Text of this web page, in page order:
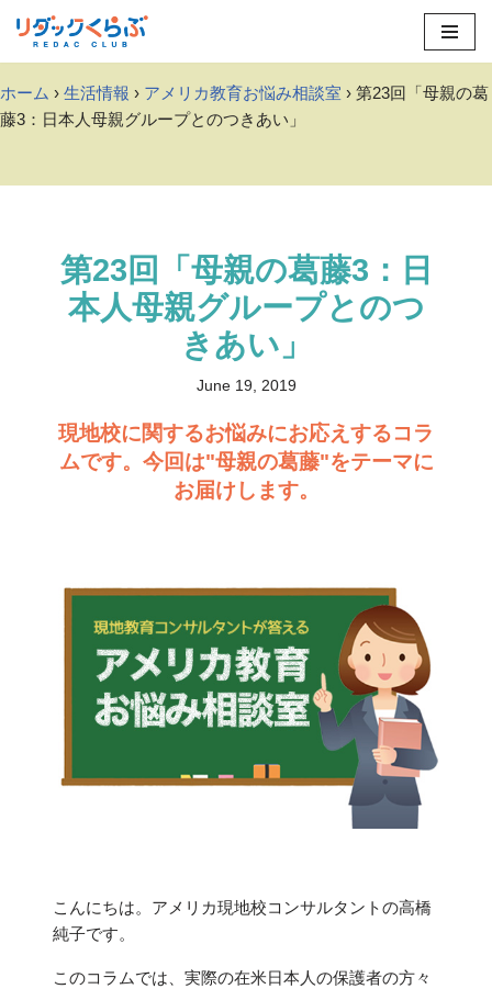
Skip
content
ホーム › 生活情報 › アメリカ教育お悩み相談室 › 第23回「母親の葛
藤3：日本人母親グループとのつきあい」
第23回「母親の葛藤3：日
本人母親グループとのつ
きあい」
June 19, 2019
現地校に関するお悩みにお応えするコラ
ムです。今回は"母親の葛藤"をテーマに
お届けします。
こんにちは。アメリカ現地校コンサルタントの高橋
純子です。
このコラムでは、実際の在米日本人の保護者の方々